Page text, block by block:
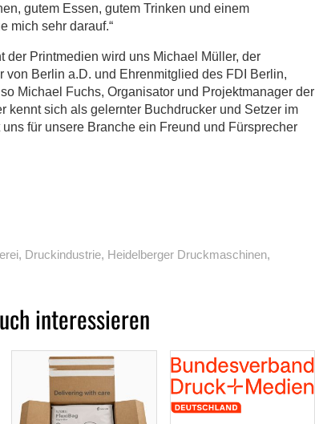
gutem Essen, gutem Trinken und einem
mich sehr darauf.“
der Printmedien wird uns Michael Müller, der
von Berlin a.D. und Ehrenmitglied des FDI Berlin,
Michael Fuchs, Organisator und Projektmanager der
kennt sich als gelernter Buchdrucker und Setzer im
für unsere Branche ein Freund und Fürsprecher
, Druckindustrie, Heidelberger Druckmaschinen,
interessieren